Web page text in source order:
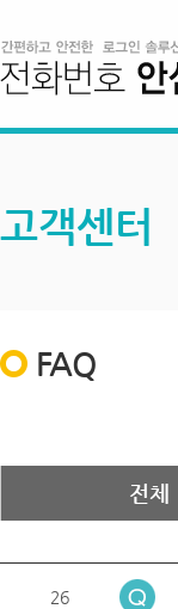
고객센터
FAQ
전체
26